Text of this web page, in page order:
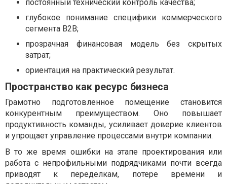
постоянный технический контроль качества;
глубокое понимание специфики коммерческого
сегмента B2B;
прозрачная финансовая модель без скрытых
затрат;
ориентация на практический результат.
Пространство как ресурс бизнеса
Грамотно подготовленное помещение становится
конкурентным преимуществом. Оно повышает
продуктивность команды, усиливает доверие клиентов
и упрощает управление процессами внутри компании.
В то же время ошибки на этапе проектирования или
работа с непрофильными подрядчиками почти всегда
приводят к переделкам, потере времени и